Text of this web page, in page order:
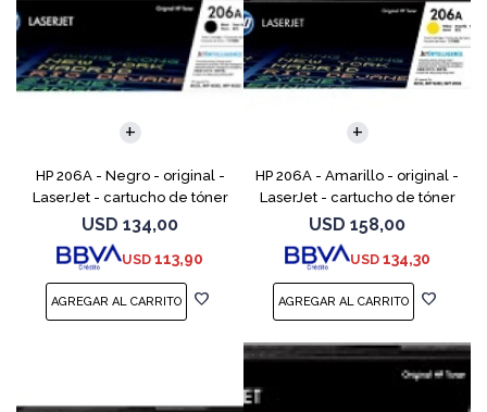
HP 206A - Negro - original -
LaserJet - cartucho de tóner
(W2110A) - para Color
LaserJet Pro M255, M283, MFP
M282, MFP M283
USD 134,00
USD 113,90
HP 206A - Amarillo - original -
LaserJet - cartucho de tóner
(W2112A) - para Color
LaserJet Pro M255, M283, MFP
M282, MFP M283
USD 158,00
USD 134,30